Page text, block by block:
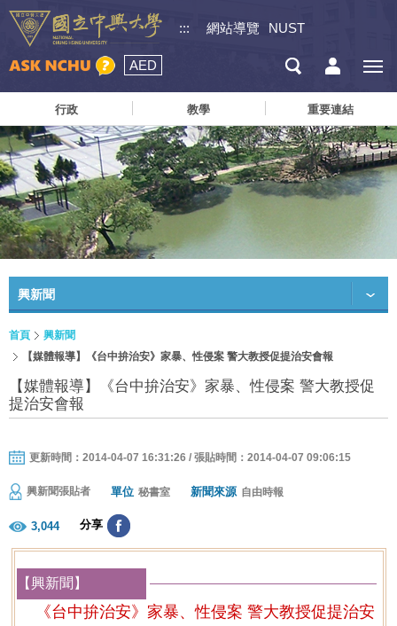
::: 網站導覽 NUST
AED
行政 教學 重要連結
興新聞
首頁
興新聞
【媒體報導】《台中拚治安》家暴、性侵案 警大教授促提治安會報
【媒體報導】《台中拚治安》家暴、性侵案 警大教授促
提治安會報
更新時間：2014-04-07 16:31:26 / 張貼時間：2014-04-07 09:06:15
興新聞張貼者 單位 秘書室 新聞來源 自由時報
3,044 分享
【興新聞】
《台中拚治安》家暴、性侵案 警大教授促提治安